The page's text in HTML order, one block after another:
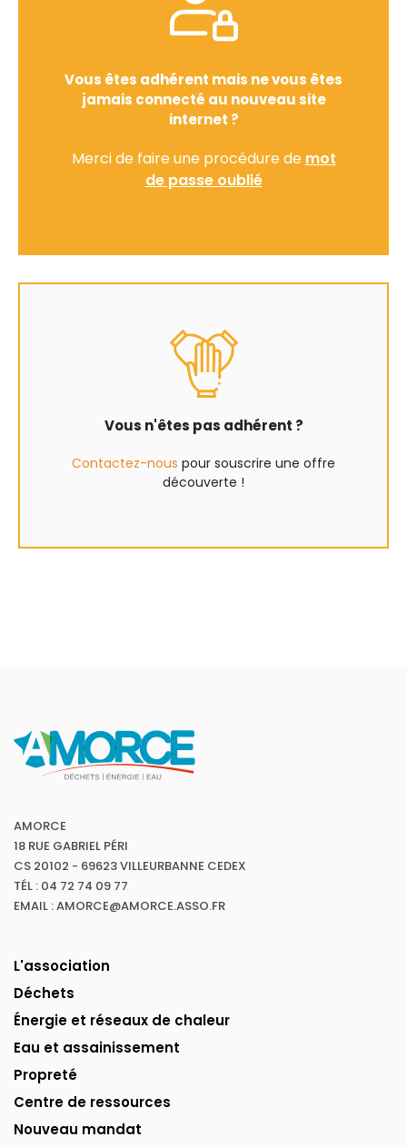
Vous êtes adhérent mais ne vous êtes
jamais connecté au nouveau site
internet ?
Merci de faire une procédure de mot
de passe oublié
Vous n'êtes pas adhérent ?
Contactez-nous pour souscrire une offre
découverte !
AMORCE
18 RUE GABRIEL PÉRI
CS 20102 - 69623 VILLEURBANNE CEDEX
TÉL : 04 72 74 09 77
EMAIL : AMORCE@AMORCE.ASSO.FR
L'association
Déchets
Énergie et réseaux de chaleur
Eau et assainissement
Propreté
Centre de ressources
Nouveau mandat